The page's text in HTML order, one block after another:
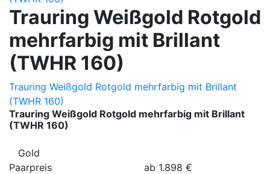
Trauring Weißgold Rotgold
mehrfarbig mit Brillant
(TWHR 160)
Trauring Weißgold Rotgold mehrfarbig mit Brillant
(TWHR 160)
Trauring Weißgold Rotgold mehrfarbig mit Brillant
(TWHR 160)
Gold
Paarpreis
ab 1.898 €